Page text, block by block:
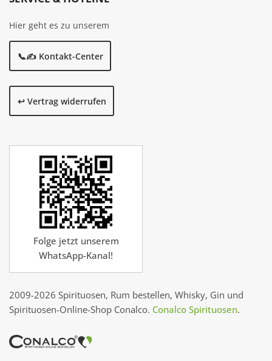
Hier geht es zu unserem
📞✍️ Kontakt-Center
↩️ Vertrag widerrufen
Folge jetzt unserem
WhatsApp-Kanal!
2009-2026 Spirituosen, Rum bestellen, Whisky, Gin und
Spirituosen-Online-Shop Conalco. Conalco Spirituosen.